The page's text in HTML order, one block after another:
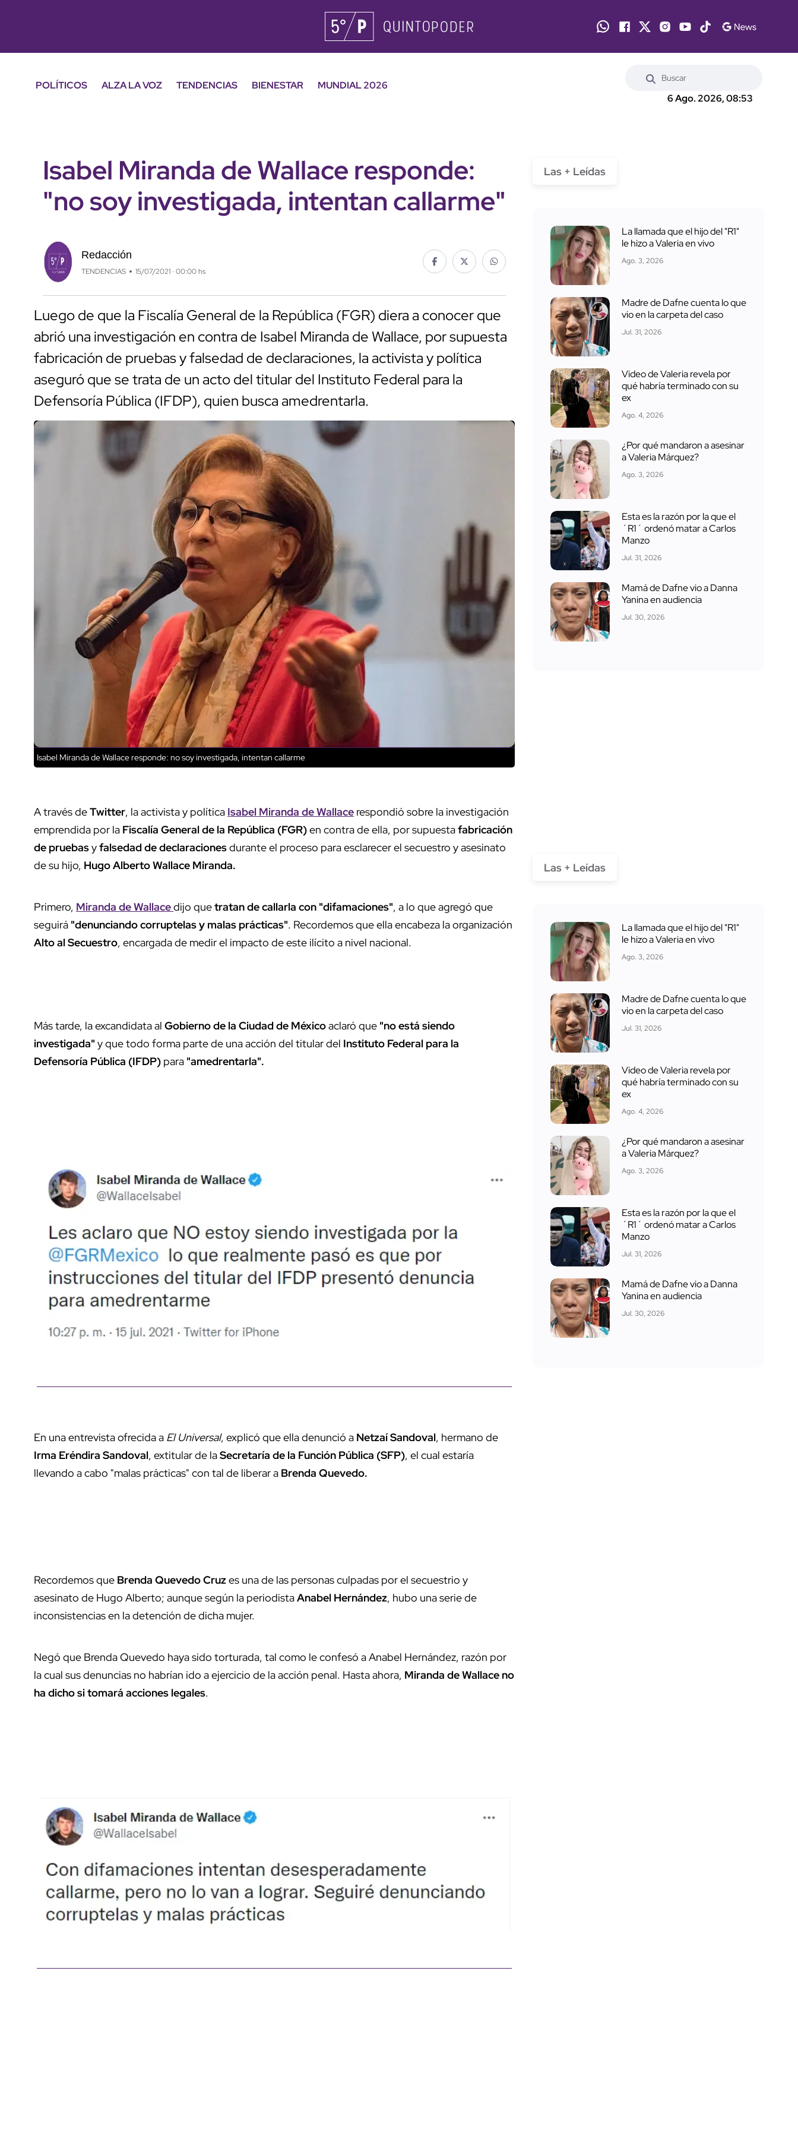
POLÍTICOS ALZA LA VOZ TENDENCIAS BIENESTAR
MUNDIAL 2026
6 Ago. 2026, 08:53
Isabel Miranda de Wallace responde:
"no soy investigada, intentan callarme"
Redacción
TENDENCIAS 15/07/2021 · 00:00 hs
Luego de que la Fiscalía General de la República (FGR) diera a conocer que
abrió una investigación en contra de Isabel Miranda de Wallace, por supuesta
fabricación de pruebas y falsedad de declaraciones, la activista y política
aseguró que se trata de un acto del titular del Instituto Federal para la
Defensoría Pública (IFDP), quien busca amedrentarla.
Isabel Miranda de Wallace responde: no soy investigada, intentan callarme
A través deTwitter, la activista y política Isabel Miranda de Wallace respondió sobre la investigación
emprendida por la Fiscalía General de la República (FGR)en contra de ella, por supuestafabricación
de pruebasyfalsedad de declaracionesdurante el proceso para esclarecer el secuestro y asesinato
de su hijo, Hugo Alberto Wallace Miranda.
Primero, Miranda de Wallacedijo quetratan de callarla con "difamaciones", a lo que agregó que
seguirá "denunciando corruptelas y malas prácticas". Recordemos que ella encabeza la organización
Alto al Secuestro, encargada de medir el impacto de este ilícito a nivel nacional.
Más tarde, la excandidata al Gobierno de la Ciudad de Méxicoaclaró que "no está siendo
investigada" y que todo forma parte de una acción del titular del Instituto Federal para la
Defensoría Pública (IFDP) para "amedrentarla".
En una entrevista ofrecida a El Universal, explicó que ella denunció a Netzaí Sandoval, hermano de
Irma Eréndira Sandoval, extitular de laSecretaría de la Función Pública (SFP), el cual estaría
llevando a cabo "malas prácticas" con tal de liberar a Brenda Quevedo.
Recordemos que Brenda Quevedo Cruzes una de las personas culpadas por el secuestrio y
asesinato de Hugo Alberto; aunque según la periodistaAnabel Hernández, hubo una serie de
inconsistencias en la detención de dicha mujer.
Negó que Brenda Quevedo haya sido torturada, tal como le confesó a Anabel Hernández, razón por
la cual sus denuncias no habrían ido a ejercicio de la acción penal. Hasta ahora, Miranda de Wallace no
ha dicho si tomará acciones legales.
Las + Leídas
La llamada que el hijo del "R1"
le hizo a Valeria en vivo
Ago. 3, 2026
Madre de Dafne cuenta lo que
vio en la carpeta del caso
Jul. 31, 2026
Video de Valeria revela por
qué habría terminado con su
ex
Ago. 4, 2026
¿Por qué mandaron a asesinar
a Valeria Márquez?
Ago. 3, 2026
Esta es la razón por la que el
´R1´ ordenó matar a Carlos
Manzo
Jul. 31, 2026
Mamá de Dafne vio a Danna
Yanina en audiencia
Jul. 30, 2026
Las + Leídas
La llamada que el hijo del "R1"
le hizo a Valeria en vivo
Ago. 3, 2026
Madre de Dafne cuenta lo que
vio en la carpeta del caso
Jul. 31, 2026
Video de Valeria revela por
qué habría terminado con su
ex
Ago. 4, 2026
¿Por qué mandaron a asesinar
a Valeria Márquez?
Ago. 3, 2026
Esta es la razón por la que el
´R1´ ordenó matar a Carlos
Manzo
Jul. 31, 2026
Mamá de Dafne vio a Danna
Yanina en audiencia
Jul. 30, 2026